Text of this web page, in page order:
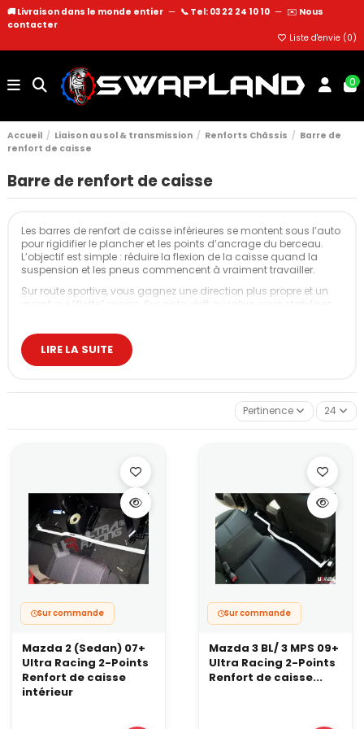
🚚 Livraison dans le monde entier — 📞 Tel: 03 22 24 10 10 — ✉️ Nous
contacter
Liste d'envie (0)
0
Accueil Liaison au sol & transmission Renforts Châssis
Barre de
renfort de caisse
Barre de renfort de caisse
Les barres de renfort de caisse inférieures se montent sous l’auto
pour rigidifier le plancher et les points d’ancrage du berceau.
L’objectif est simple : réduire la flexion de la caisse quand la
suspension et les pneus commencent à vraiment travailler.
Sur route sportive, vous gagnez une direction plus propre et un
Nos barres de renfort de caisse
et parfois des versions plus complexes en H ou à
multipoints.
Concrètement, ces renforts s’adressent aux autos qui roulent
avec une suspension plus ferme (ressorts courts, combinés
filetés), des gommes plus adhérentes et une conduite engagée.
À quoi servent vraiment ces renforts ?
Une barre inférieure ne “rajoute” pas de grip par magie. Elle
vos pneus peuvent déjà offrir.
garder un train avant plus cohérent en entrée de virage,
limiter les mouvements parasites du berceau sous charge,
améliorer la précision au freinage,
rendre l’auto plus régulière quand les appuis s’enchaînent.
Sur une traction légère, l’effet se traduit souvent par un avant
LIRE LA SUITE
Pertinence 24
Sur commande
Mazda 2 (Sedan) 07+
Ultra Racing 2-Points
Renfort de caisse
intérieur
Sur commande
Mazda 3 BL/ 3 MPS 09+
Ultra Racing 2-Points
Renfort de caisse...